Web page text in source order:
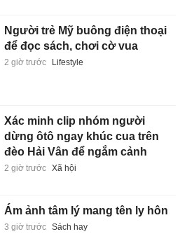
Người trẻ Mỹ buông điện thoại
để đọc sách, chơi cờ vua
2 giờ trước Lifestyle
Xác minh clip nhóm người
dừng ôtô ngay khúc cua trên
đèo Hải Vân để ngắm cảnh
2 giờ trước Xã hội
Ám ảnh tâm lý mang tên ly hôn
3 giờ trước Sách hay